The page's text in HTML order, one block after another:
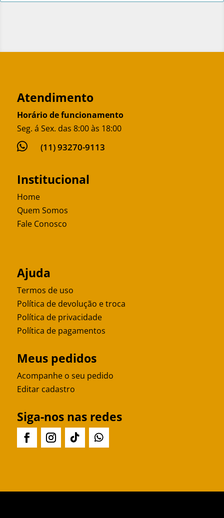
Atendimento
Horário de funcionamento
Seg. á Sex. das 8:00 às 18:00
 (11) 93270-9113
Institucional
Home
Quem Somos
Fale Conosco
Ajuda
Termos de uso
Política de devolução e troca
Política de privacidade
Política de pagamentos
Meus pedidos
Acompanhe o seu pedido
Editar cadastro
Siga-nos nas redes